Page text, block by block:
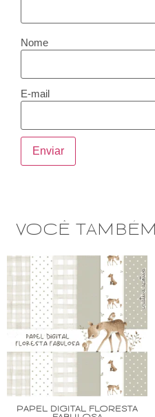
Nome
E-mail
VOCÊ
PAPEL DIGITAL FLORESTA